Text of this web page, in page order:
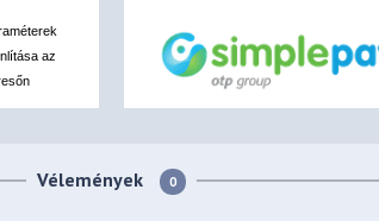
az
Vélemények 0